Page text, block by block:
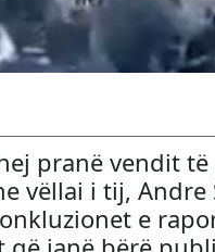
pranë vendit
vëllai i tij, Andre
e